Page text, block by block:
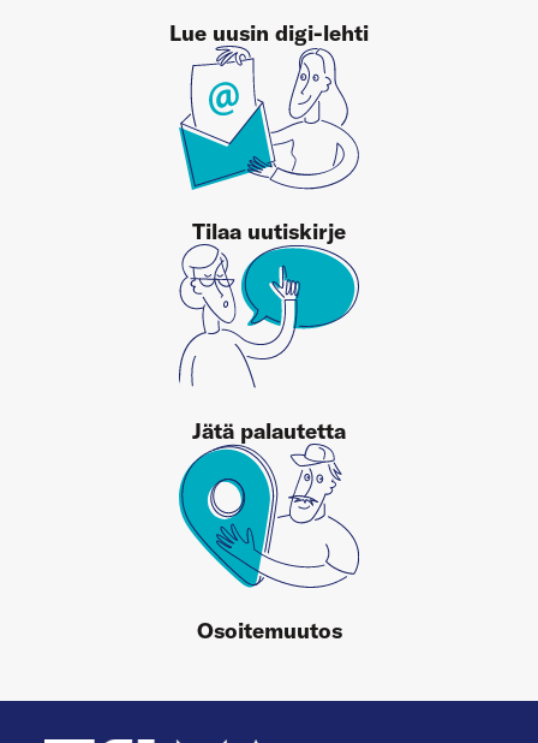
Lue uusin digi-lehti
Tilaa uutiskirje
Jätä palautetta
Osoitemuutos